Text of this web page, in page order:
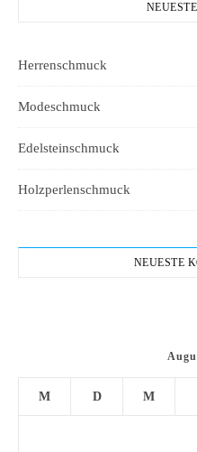
Herrenschmuck
Modeschmuck
Edelsteinschmuck
Holzperlenschmuck
NEUESTE
M D M